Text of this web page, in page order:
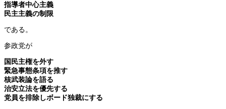
指導者中心主義
民主主義の制限
である。
参政党が
国民主権を外す
緊急事態条項を推す
核武装論を語る
治安立法を優先する
党員を排除しボード独裁にする